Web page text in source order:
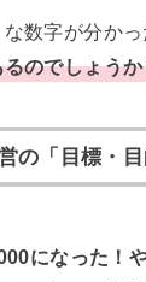
数字が分かっ
のでしょう
の「目標・
になった！